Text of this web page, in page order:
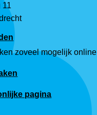
11
zoveel mogelijk online
pagina